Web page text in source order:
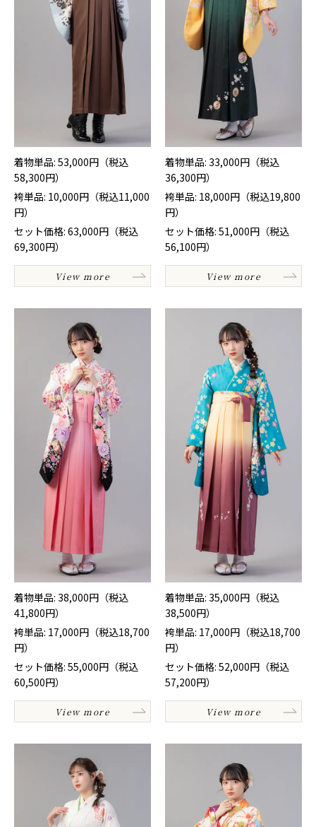
着物単品: 53,000円（税込
58,300円）
袴単品: 10,000円（税込11,000
円）
セット価格: 63,000円（税込
69,300円）
View more
着物単品: 33,000円（税込
36,300円）
袴単品: 18,000円（税込19,800
円）
セット価格: 51,000円（税込
56,100円）
View more
着物単品: 38,000円（税込
41,800円）
袴単品: 17,000円（税込18,700
円）
セット価格: 55,000円（税込
60,500円）
View more
着物単品: 35,000円（税込
38,500円）
袴単品: 17,000円（税込18,700
円）
セット価格: 52,000円（税込
57,200円）
View more